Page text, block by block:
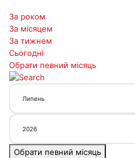
За роком
За місяцем
За тижнем
Сьогодні
Обрати певний місяць
Обрати певний місяць